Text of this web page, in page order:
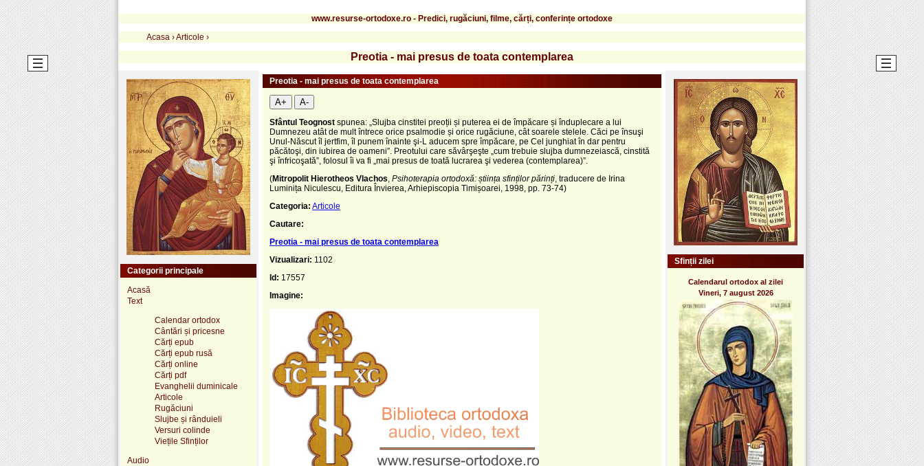
www.resurse-ortodoxe.ro - Predici, rugăciuni, filme, cărți, conferințe ortodoxe
Acasa ›Articole ›
Preotia - mai presus de toata contemplarea
Preotia - mai presus de toata contemplarea
A+ A-
Sfântul Teognost spunea: „Slujba cinstitei preoții și puterea ei de împăcare și înduplecare a lui
Dumnezeu atât de mult întrece orice psalmodie și orice rugăciune, cât soarele stelele. Căci pe însuşi
Unul-Născut îl jertfim, îl punem înainte şi-L aducem spre împăcare, pe Cel junghiat în dar pentru
păcătoşi, din iubirea de oameni”. Preotului care săvârşeşte „cum trebuie slujba dumnezeiască, cinstită
şi înfricoşată”, folosul îi va fi „mai presus de toată lucrarea şi vederea (contemplarea)”.
(Mitropolit Hierotheos Vlachos Psihoterapia ortodoxă: știința sfinților părinți , traducere de Irina
Luminița Niculescu, Editura Învierea, Arhiepiscopia Timișoarei, 1998, pp. 73-74)
Categoria: Articole
Cautare:
Preotia - mai presus de toata contemplarea
Vizualizari: 1102
Id: 17557
Imagine:
Categorii principale
Acasă
Text
Calendar ortodox
Cântări și pricesne
Cărți epub
Cărți epub rusă
Cărți online
Cărți pdf
Evanghelii duminicale
Articole
Rugăciuni
Slujbe și rânduieli
Versuri colinde
Viețile Sfinților
Audio
Sfinții zilei
Calendarul ortodox al zilei
Vineri, 7 august 2026